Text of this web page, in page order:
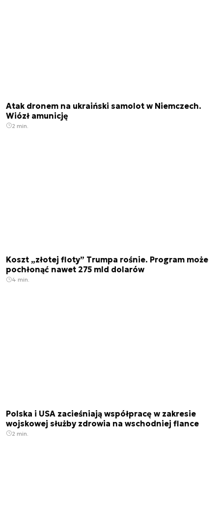
Atak dronem na ukraiński samolot w Niemczech.
Wiózł amunicję
2 min.
Koszt „złotej floty” Trumpa rośnie. Program może
pochłonąć nawet 275 mld dolarów
4 min.
Polska i USA zacieśniają współpracę w zakresie
wojskowej służby zdrowia na wschodniej flance
2 min.